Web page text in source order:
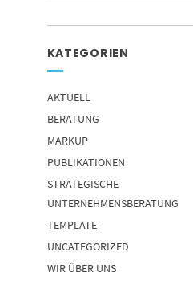
KATEGORIEN
AKTUELL
BERATUNG
MARKUP
PUBLIKATIONEN
STRATEGISCHE
UNTERNEHMENSBERATUNG
TEMPLATE
UNCATEGORIZED
WIR ÜBER UNS